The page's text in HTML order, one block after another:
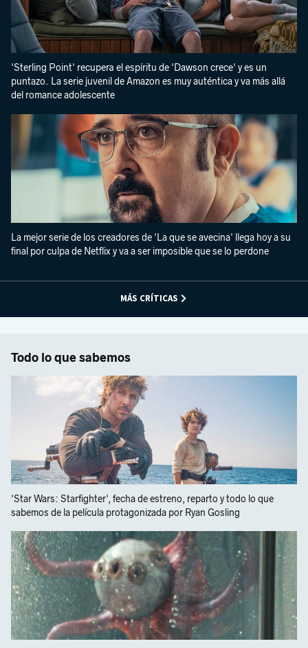
'Sterling Point' recupera el espíritu de 'Dawson crece' y es un
puntazo. La serie juvenil de Amazon es muy auténtica y va más allá
del romance adolescente
La mejor serie de los creadores de 'La que se avecina' llega hoy a su
final por culpa de Netflix y va a ser imposible que se lo perdone
MÁS CRÍTICAS
Todo lo que sabemos
'Star Wars: Starfighter', fecha de estreno, reparto y todo lo que
sabemos de la película protagonizada por Ryan Gosling